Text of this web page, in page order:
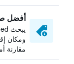
أفضل
ومكان
مقارنة